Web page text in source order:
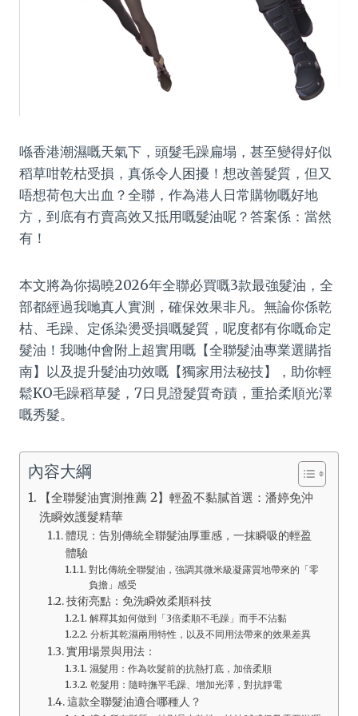
喺香港潮濕嘅天氣下，頭髮毛躁扁塌，甚至變得好似
稻草咁乾枯受損，真係令人困擾！想改善髮質，但又
唔想荷包大出血？全聯，作為港人日常購物嘅好地
方，到底有冇賣高效又抵用嘅髮油呢？答案係：當然
有！
本文將為你揭曉2026年全聯必買嘅3款最強髮油，全
部都經過我哋真人實測，確保效果非凡。無論你係乾
枯、毛躁、定係染燙受損嘅髮質，呢度都有你嘅命定
髮油！我哋仲會附上超實用嘅【全聯髮油專業選購指
南】以及提升髮油功效嘅【獨家用法秘技】，助你輕
鬆KO毛躁稻草髮，7日見證髮質奇蹟，重拾柔順光澤
嘅秀髮。
內容大綱
【全聯髮油實測推薦 2】輕盈不黏膩首選：潘婷免沖
洗瞬效護髮精華
體現：告別傳統全聯髮油厚重感，一抹瞬吸的輕盈
體驗
對比傳統全聯髮油，強調其微米級凝露質地帶來的「零
負擔」感受
技術亮點：免洗瞬效柔順科技
解釋其如何做到「3倍柔順不毛躁」而手不沾黏
分析其乾濕兩用特性，以及不同用法帶來的效果差異
實用場景與用法：
濕髮用：作為吹髮前的抗熱打底，加倍柔順
乾髮用：隨時撫平毛躁、增加光澤，對抗靜電
這款全聯髮油適合哪種人？